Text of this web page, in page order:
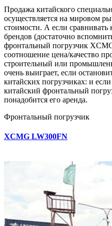
Продажа китайского
осуществляется на мировом
стоимости. А если сравнивать
брендов (достаточно
фронтальный погрузчик
соотношение цена/качество
строительный или
очень выиграет, если
китайских погрузчиках: и
китайский фронтальный
понадобится его аренда.
Фронтальный погрузчик
XCMG LW300FN